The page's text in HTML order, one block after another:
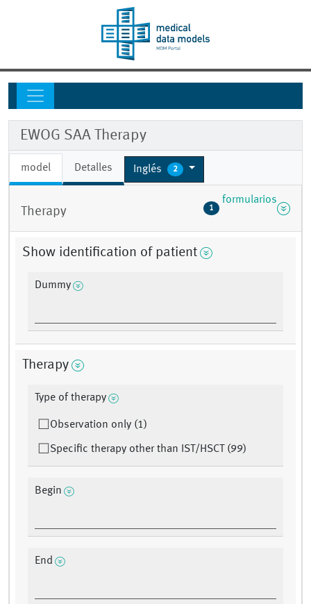
EWOG SAA Therapy
model Detalles Inglés 2
Therapy 1
formularios
Show identification of patient
Dummy
Therapy
Type of therapy
Observation only (1)
Specific therapy other than IST/HSCT (99)
Begin
End